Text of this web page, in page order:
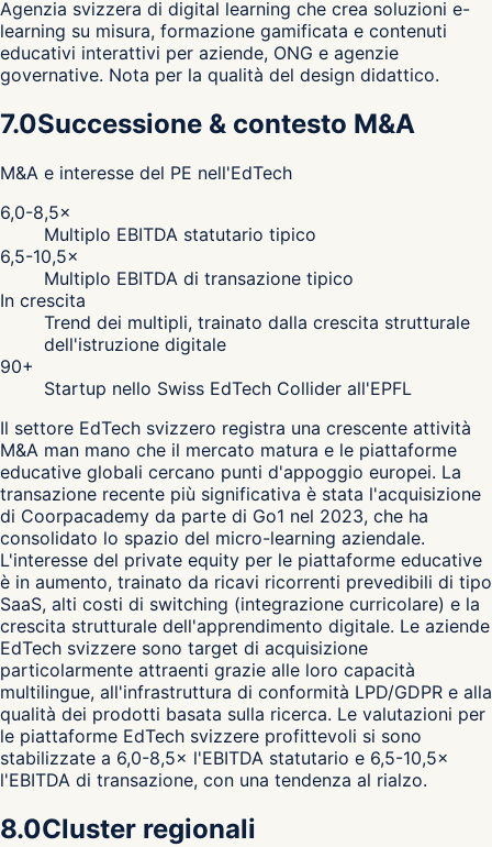
Agenzia svizzera di digital learning che crea soluzioni e-
learning su misura, formazione gamificata e contenuti
educativi interattivi per aziende, ONG e agenzie
governative. Nota per la qualità del design didattico.
7.0Successione & contesto M&A
M&A e interesse del PE nell'EdTech
6,0-8,5×
Multiplo EBITDA statutario tipico
6,5-10,5×
Multiplo EBITDA di transazione tipico
In crescita
Trend dei multipli, trainato dalla crescita strutturale
dell'istruzione digitale
90+
Startup nello Swiss EdTech Collider all'EPFL
Il settore EdTech svizzero registra una crescente attività
M&A man mano che il mercato matura e le piattaforme
educative globali cercano punti d'appoggio europei. La
transazione recente più significativa è stata l'acquisizione
di Coorpacademy da parte di Go1 nel 2023, che ha
consolidato lo spazio del micro-learning aziendale.
L'interesse del private equity per le piattaforme educative
è in aumento, trainato da ricavi ricorrenti prevedibili di tipo
SaaS, alti costi di switching (integrazione curricolare) e la
crescita strutturale dell'apprendimento digitale. Le aziende
EdTech svizzere sono target di acquisizione
particolarmente attraenti grazie alle loro capacità
multilingue, all'infrastruttura di conformità LPD/GDPR e alla
qualità dei prodotti basata sulla ricerca. Le valutazioni per
le piattaforme EdTech svizzere profittevoli si sono
stabilizzate a 6,0-8,5× l'EBITDA statutario e 6,5-10,5×
l'EBITDA di transazione, con una tendenza al rialzo.
8.0Cluster regionali